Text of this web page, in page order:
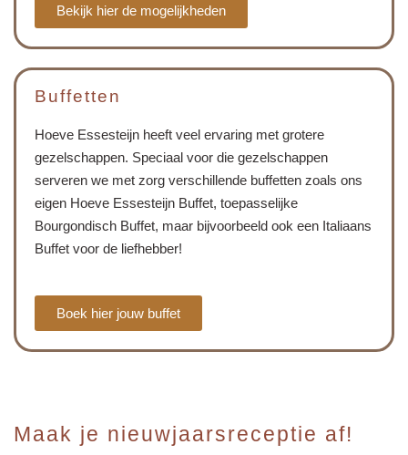
Bekijk hier de mogelijkheden
Buffetten
Hoeve Essesteijn heeft veel ervaring met grotere
gezelschappen. Speciaal voor die gezelschappen
serveren we met zorg verschillende buffetten zoals ons
eigen Hoeve Essesteijn Buffet, toepasselijke
Bourgondisch Buffet, maar bijvoorbeeld ook een Italiaans
Buffet voor de liefhebber!
Boek hier jouw buffet
Maak je nieuwjaarsreceptie af!